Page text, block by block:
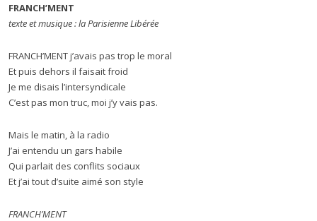
FRANCH’MENT
texte et musique : la Parisienne Libérée
FRANCH’MENT j’avais pas trop le moral
Et puis dehors il faisait froid
Je me disais l’intersyndicale
C’est pas mon truc, moi j’y vais pas.
Mais le matin, à la radio
J’ai entendu un gars habile
Qui parlait des conflits sociaux
Et j’ai tout d’suite aimé son style
FRANCH’MENT